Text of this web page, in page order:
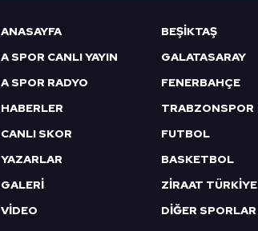
ANASAYFA
A SPOR CANLI YAYIN
A SPOR RADYO
HABERLER
CANLI SKOR
YAZARLAR
GALERİ
VİDEO
BEŞİKTAŞ
GALATASARAY
FENERBAHÇE
TRABZONSPOR
FUTBOL
BASKETBOL
DİĞER SPORLAR